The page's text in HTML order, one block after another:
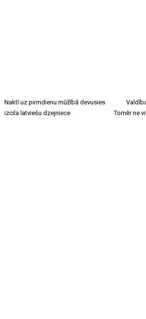
Naktī uz pirmdienu mūžībā devusies
izcila latviešu dzejniece
Tomēr ne